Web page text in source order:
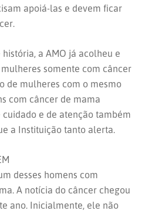
apoiá-las e devem ficar
a AMO já acolheu e
somente com câncer
de mulheres com o mesmo
com câncer de mama
e de atenção também
a Instituição tanto alerta.
desses homens com
A notícia do câncer chegou
ano. Inicialmente, ele não